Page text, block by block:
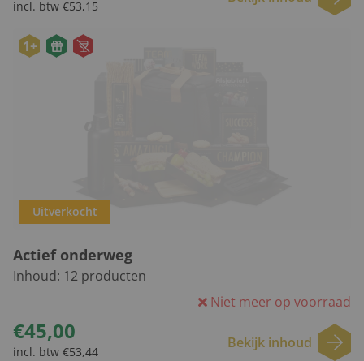
incl. btw €53,15
1+
Uitverkocht
Actief onderweg
Inhoud: 12 producten
Niet meer op voorraad
€45,00
incl. btw €53,44
Bekijk inhoud